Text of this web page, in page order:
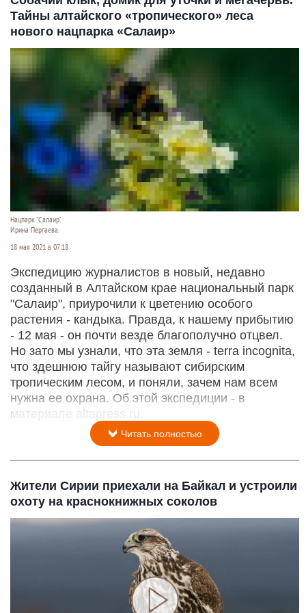
Тайны алтайского «тропического» леса
нового нацпарка «Салаир»
Нацпарк "Салаир".
Ирина Пергаева.
18 мая 2021 в 07:18
Экспедицию журналистов в новый, недавно
созданный в Алтайском крае национальный парк
"Салаир", приурочили к цветению особого
растения - кандыка. Правда, к нашему прибытию
- 12 мая - он почти везде благополучно отцвел.
Но зато мы узнали, что эта земля - terra incognita,
что здешнюю тайгу называют сибирским
тропическим лесом, и поняли, зачем нам всем
нужна ее охрана. Об этой экспедиции - в
материале altapress.ru.
Читать полностью
Жители Сирии приехали на Байкал и устроили
охоту на краснокнижных соколов